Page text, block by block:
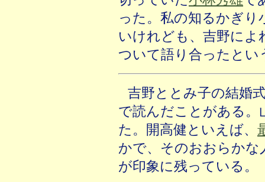
った。私の知るかぎ
いけれども、吉野によ
ついて語り合ったとい
吉野ととみ子の結婚
で読んだことがある。
た。開高健といえば、
かで、そのおおらかな
が印象に残っている。